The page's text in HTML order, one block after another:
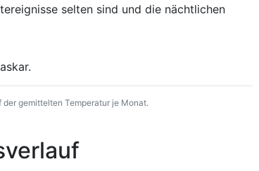
selten sind und die nächtlichen
gemittelten Temperatur je Monat.